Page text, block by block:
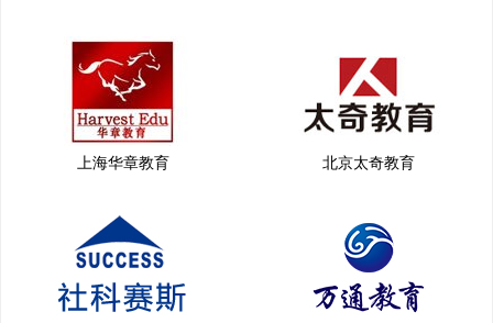
上海华章教育 北京太奇教育